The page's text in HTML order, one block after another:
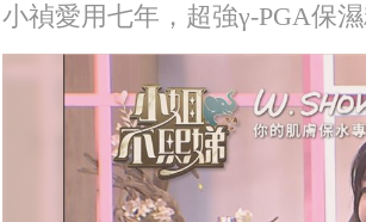
小禎愛用七年，超強γ-PGA保